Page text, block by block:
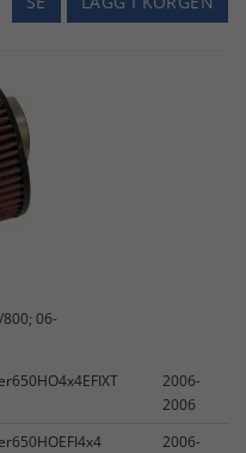
800; 06-
2006-
2006
2006-